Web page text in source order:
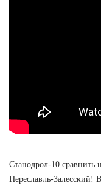
Станодрол-10 сравнить
Переславль-Залесский!